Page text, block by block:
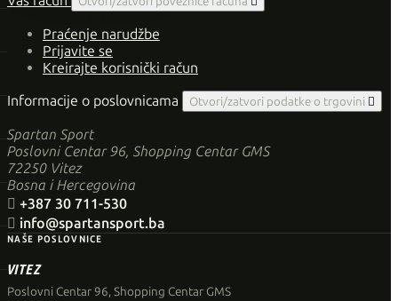
Praćenje narudžbe
Prijavite se
Kreirajte korisnički račun
Informacije o poslovnicama
Otvori/zatvori podatke o trgovini 
Spartan Sport
Poslovni Centar 96, Shopping Centar GMS
72250 Vitez
Bosna i Hercegovina
 +387 30 711-530
 info@spartansport.ba
NAŠE POSLOVNICE
VITEZ
Poslovni Centar 96, Shopping Centar GMS